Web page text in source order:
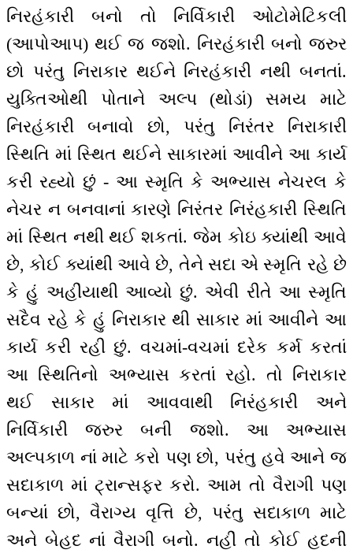
નિરહંકારી બનો તો નિર્વિકારી ઓટોમેટિકલી
(આપોઆપ) થઈ જ જશો. નિરહંકારી બનો જરુર
છો પરંતુ નિરાકાર થઈને નિરહંકારી નથી બનતાં.
યુક્તિઓથી પોતાને અલ્પ (થોડાં) સમય માટે
નિરહંકારી બનાવો છો, પરંતુ નિરંતર નિરાકારી
સ્થિતિ માં સ્થિત થઈને સાકારમાં આવીને આ કાર્ય
કરી રહ્યો છું - આ સ્મૃતિ કે અભ્યાસ નેચરલ કે
નેચર ન બનવાનાં કારણે નિરંતર નિરંહકારી સ્થિતિ
માં સ્થિત નથી થઈ શકતાં. જેમ કોઇ ક્યાંથી આવે
છે, કોઈ ક્યાંથી આવે છે, તેને સદા એ સ્મૃતિ રહે છે
કે હું અહીંયાથી આવ્યો છું. એવી રીતે આ સ્મૃતિ
સદૈવ રહે કે હું નિરાકાર થી સાકાર માં આવીને આ
કાર્ય કરી રહી છું. વચમાં-વચમાં દરેક કર્મ કરતાં
આ સ્થિતિનો અભ્યાસ કરતાં રહો. તો નિરાકાર
થઈ સાકાર માં આવવાથી નિરંહકારી અને
નિર્વિકારી જરુર બની જશો. આ અભ્યાસ
અલ્પકાળ નાં માટે કરો પણ છો, પરંતુ હવે આને જ
સદાકાળ માં ટ્રાન્સફર કરો. આમ તો વૈરાગી પણ
બન્યાં છો, વૈરાગ્ય વૃત્તિ છે, પરંતુ સદાકાળ માટે
અને બેહદ નાં વૈરાગી બનો. નહીં તો કોઈ હદની